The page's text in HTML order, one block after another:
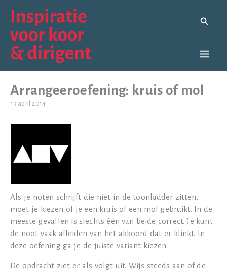
naar
inhoud
Zoeken
Arrangeeroefening: kruis of mol
13 april 2014
Als je noten schrijft die niet in de toonladder zitten,
moet je kiezen of je een kruis of een mol gebruikt. In de
meeste gevallen is slechts één van beide correct. Je kunt
de noot vaak afleiden van het akkoord dat er klinkt. In
deze oefening ga je de juiste variant kiezen.
De opdracht ziet er als volgt uit. Wijs steeds aan of de